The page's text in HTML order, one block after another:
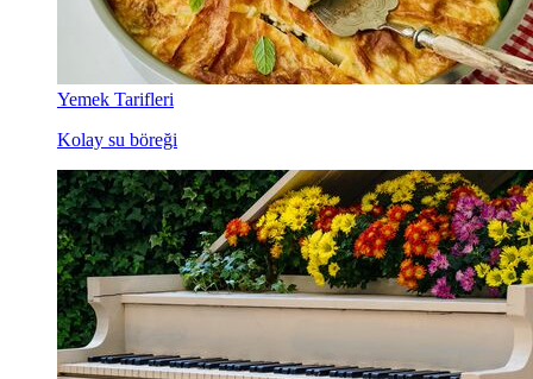
Yemek Tarifleri
Kolay su böreği